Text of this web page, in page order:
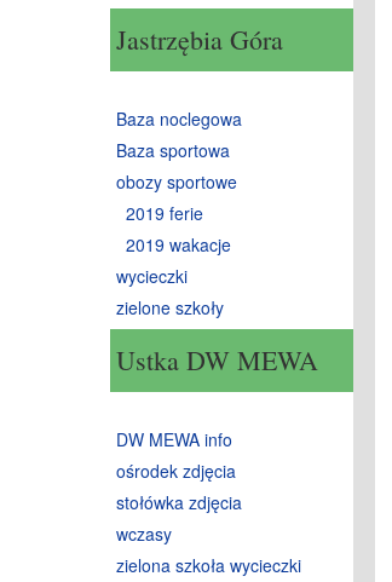
Jastrzębia Góra
Baza noclegowa
Baza sportowa
obozy sportowe
2019 ferie
2019 wakacje
wycieczki
zielone szkoły
Ustka DW MEWA
DW MEWA info
ośrodek zdjęcia
stołówka zdjęcia
wczasy
zielona szkoła wycieczki